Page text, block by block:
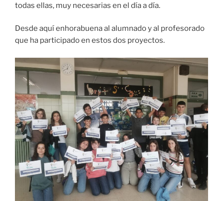
todas ellas, muy necesarias en el día a día.
Desde aquí enhorabuena al alumnado y al profesorado
que ha participado en estos dos proyectos.